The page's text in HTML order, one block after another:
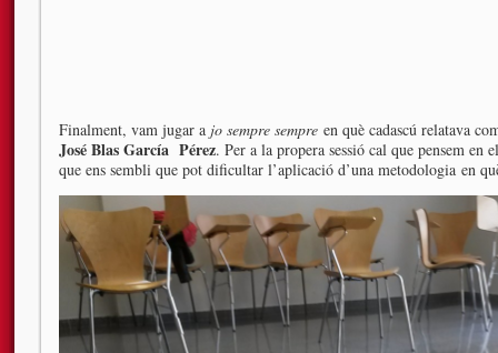
Finalment, vam jugar a jo sempre sempre en què cadascú relatava
José Blas García Pérez. Per a la propera sessió cal que pensem
que ens sembli que pot dificultar l’aplicació d’una metodologia en